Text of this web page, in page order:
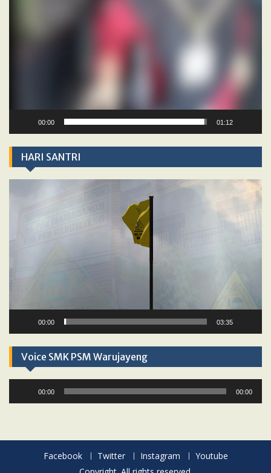
00:00 01:12
HARI SANTRI
00:00 03:35
Voice SMK PSM Warujayeng
00:00 00:00
Facebook Twitter Instagram
Youtube